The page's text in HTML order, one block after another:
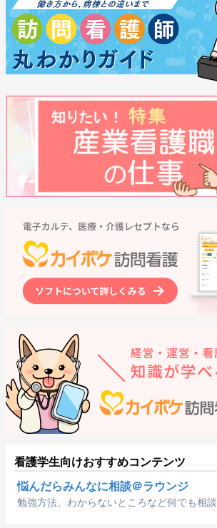
看護学生向けおすすめコンテンツ
悩んだらみんなに相談＠ラウンジ
勉強方法、わからないところなど何でも相談